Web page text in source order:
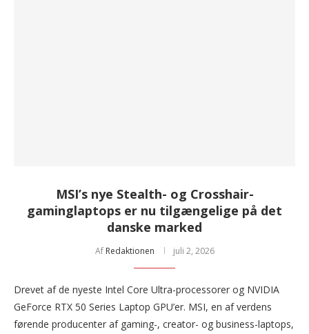
MSI’s nye Stealth- og Crosshair-
gaminglaptops er nu tilgængelige på det
danske marked
Af Redaktionen juli 2, 2026
Drevet af de nyeste Intel Core Ultra-processorer og NVIDIA
GeForce RTX 50 Series Laptop GPU’er. MSI, en af verdens
førende producenter af gaming-, creator- og business-laptops,